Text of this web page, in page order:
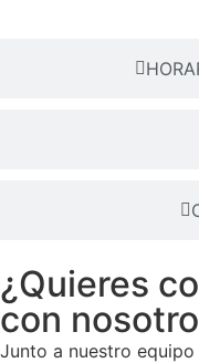
¿Quieres
con
Junto a nuestro